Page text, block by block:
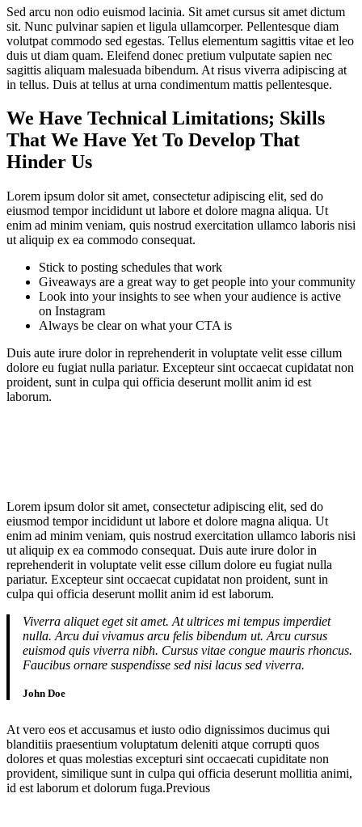
Sed arcu non odio euismod lacinia. Sit amet cursus sit amet dictum
sit. Nunc pulvinar sapien et ligula ullamcorper. Pellentesque diam
volutpat commodo sed egestas. Tellus elementum sagittis vitae et leo
duis ut diam quam. Eleifend donec pretium vulputate sapien nec
sagittis aliquam malesuada bibendum. At risus viverra adipiscing at
in tellus. Duis at tellus at urna condimentum mattis pellentesque.
We Have Technical Limitations; Skills
That We Have Yet To Develop That
Hinder Us
Lorem ipsum dolor sit amet, consectetur adipiscing elit, sed do
eiusmod tempor incididunt ut labore et dolore magna aliqua. Ut
enim ad minim veniam, quis nostrud exercitation ullamco laboris nisi
ut aliquip ex ea commodo consequat.
Stick to posting schedules that work
Giveaways are a great way to get people into your community
Look into your insights to see when your audience is active
on Instagram
Always be clear on what your CTA is
Duis aute irure dolor in reprehenderit in voluptate velit esse cillum
dolore eu fugiat nulla pariatur. Excepteur sint occaecat cupidatat non
proident, sunt in culpa qui officia deserunt mollit anim id est
laborum.
Lorem ipsum dolor sit amet, consectetur adipiscing elit, sed do
eiusmod tempor incididunt ut labore et dolore magna aliqua. Ut
enim ad minim veniam, quis nostrud exercitation ullamco laboris nisi
ut aliquip ex ea commodo consequat. Duis aute irure dolor in
reprehenderit in voluptate velit esse cillum dolore eu fugiat nulla
pariatur. Excepteur sint occaecat cupidatat non proident, sunt in
culpa qui officia deserunt mollit anim id est laborum.
Viverra aliquet eget sit amet. At ultrices mi tempus imperdiet
nulla. Arcu dui vivamus arcu felis bibendum ut. Arcu cursus
euismod quis viverra nibh. Cursus vitae congue mauris rhoncus.
Faucibus ornare suspendisse sed nisi lacus sed viverra.
John Doe
At vero eos et accusamus et iusto odio dignissimos ducimus qui
blanditiis praesentium voluptatum deleniti atque corrupti quos
dolores et quas molestias excepturi sint occaecati cupiditate non
provident, similique sunt in culpa qui officia deserunt mollitia animi,
id est laborum et dolorum fuga.Previous